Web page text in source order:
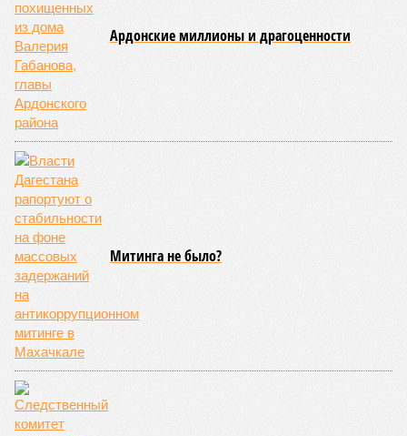
Ардонские миллионы и драгоценности
Митинга не было?